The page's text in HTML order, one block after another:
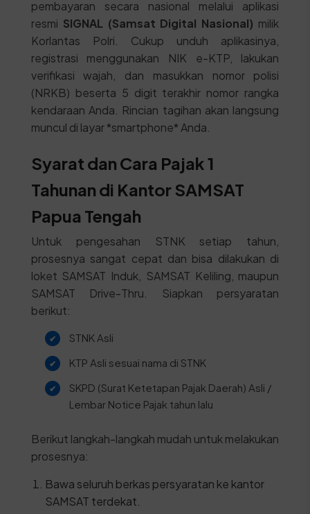
pembayaran secara nasional melalui aplikasi
resmi SIGNAL (Samsat Digital Nasional) milik
Korlantas Polri. Cukup unduh aplikasinya,
registrasi menggunakan NIK e-KTP, lakukan
verifikasi wajah, dan masukkan nomor polisi
(NRKB) beserta 5 digit terakhir nomor rangka
kendaraan Anda. Rincian tagihan akan langsung
muncul di layar *smartphone* Anda.
Syarat dan Cara Pajak 1
Tahunan di Kantor SAMSAT
Papua Tengah
Untuk pengesahan STNK setiap tahun,
prosesnya sangat cepat dan bisa dilakukan di
loket SAMSAT Induk, SAMSAT Keliling, maupun
SAMSAT Drive-Thru. Siapkan persyaratan
berikut:
STNK Asli
KTP Asli sesuai nama di STNK
SKPD (Surat Ketetapan Pajak Daerah) Asli /
Lembar Notice Pajak tahun lalu
Berikut langkah-langkah mudah untuk melakukan
prosesnya:
Bawa seluruh berkas persyaratan ke kantor
SAMSAT terdekat.